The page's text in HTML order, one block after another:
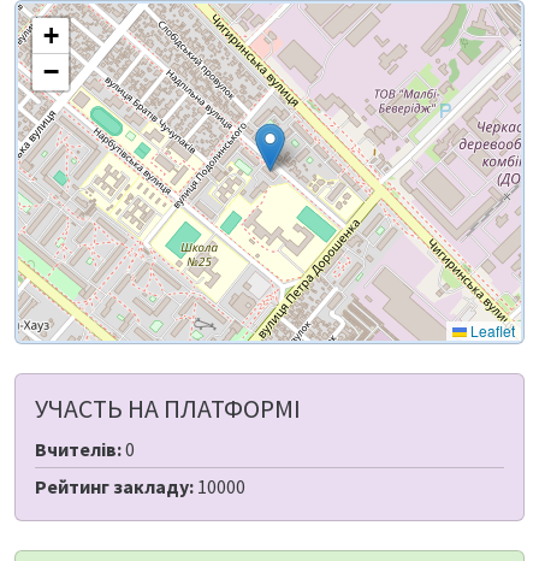
+
−
Leaflet
УЧАСТЬ НА ПЛАТФОРМІ
Вчителів:0
Рейтинг закладу: 10000